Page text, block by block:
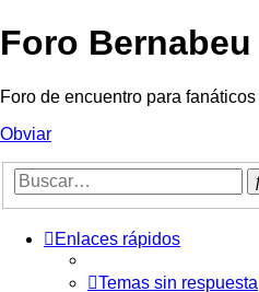
Foro Bernabeu
Foro de encuentro para
Obviar
Enlaces rápidos
Temas sin respuesta